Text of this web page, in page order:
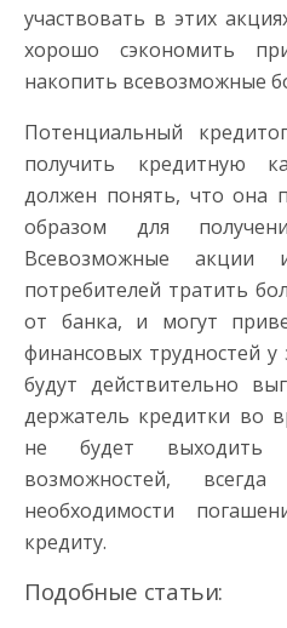
участвовать в этих
хорошо сэкономить
накопить всевозможные
Потенциальный
получить кредитную
должен понять, что она
образом для
Всевозможные акции
потребителей тратить
от банка, и могут
финансовых трудностей
будут действительно
держатель кредитки во
не будет выходить
возможностей,
необходимости
кредиту.
Подобные статьи: